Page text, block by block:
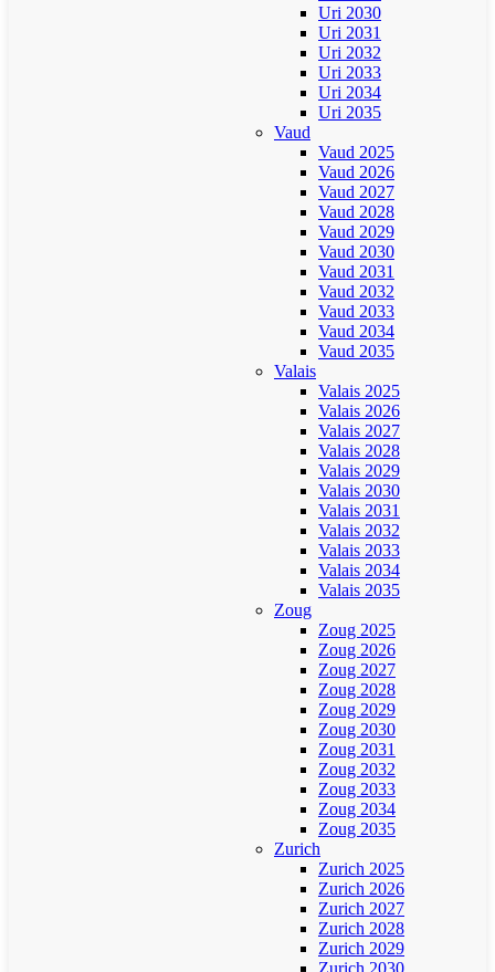
Uri 2030
Uri 2031
Uri 2032
Uri 2033
Uri 2034
Uri 2035
Vaud
Vaud 2025
Vaud 2026
Vaud 2027
Vaud 2028
Vaud 2029
Vaud 2030
Vaud 2031
Vaud 2032
Vaud 2033
Vaud 2034
Vaud 2035
Valais
Valais 2025
Valais 2026
Valais 2027
Valais 2028
Valais 2029
Valais 2030
Valais 2031
Valais 2032
Valais 2033
Valais 2034
Valais 2035
Zoug
Zoug 2025
Zoug 2026
Zoug 2027
Zoug 2028
Zoug 2029
Zoug 2030
Zoug 2031
Zoug 2032
Zoug 2033
Zoug 2034
Zoug 2035
Zurich
Zurich 2025
Zurich 2026
Zurich 2027
Zurich 2028
Zurich 2029
Zurich 2030